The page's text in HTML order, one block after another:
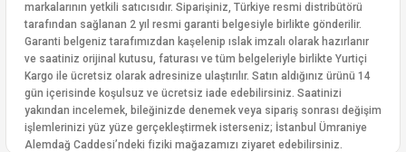
markalarının yetkili satıcısıdır. Siparişiniz, Türkiye resmi distribütörü
tarafından sağlanan 2 yıl resmi garanti belgesiyle birlikte gönderilir.
Garanti belgeniz tarafımızdan kaşelenip ıslak imzalı olarak hazırlanır
ve saatiniz orijinal kutusu, faturası ve tüm belgeleriyle birlikte Yurtiçi
Kargo ile ücretsiz olarak adresinize ulaştırılır. Satın aldığınız ürünü 14
gün içerisinde koşulsuz ve ücretsiz iade edebilirsiniz. Saatinizi
yakından incelemek, bileğinizde denemek veya sipariş sonrası değişim
işlemlerinizi yüz yüze gerçekleştirmek isterseniz; İstanbul Ümraniye
Alemdağ Caddesi’ndeki fiziki mağazamızı ziyaret edebilirsiniz.